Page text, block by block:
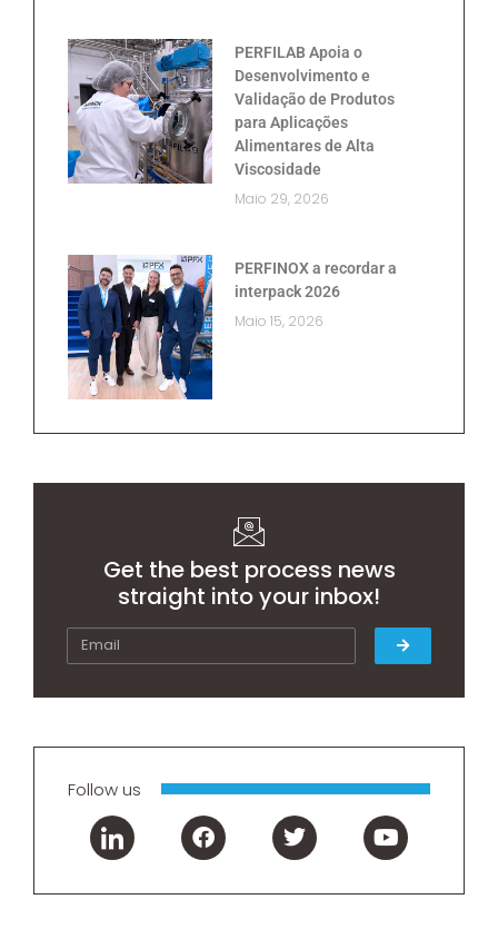
PERFILAB Apoia o
Desenvolvimento e
Validação de Produtos
para Aplicações
Alimentares de Alta
Viscosidade
Maio 29, 2026
PERFINOX a recordar a
interpack 2026
Maio 15, 2026
Get the best process news
straight into your inbox!
Follow us